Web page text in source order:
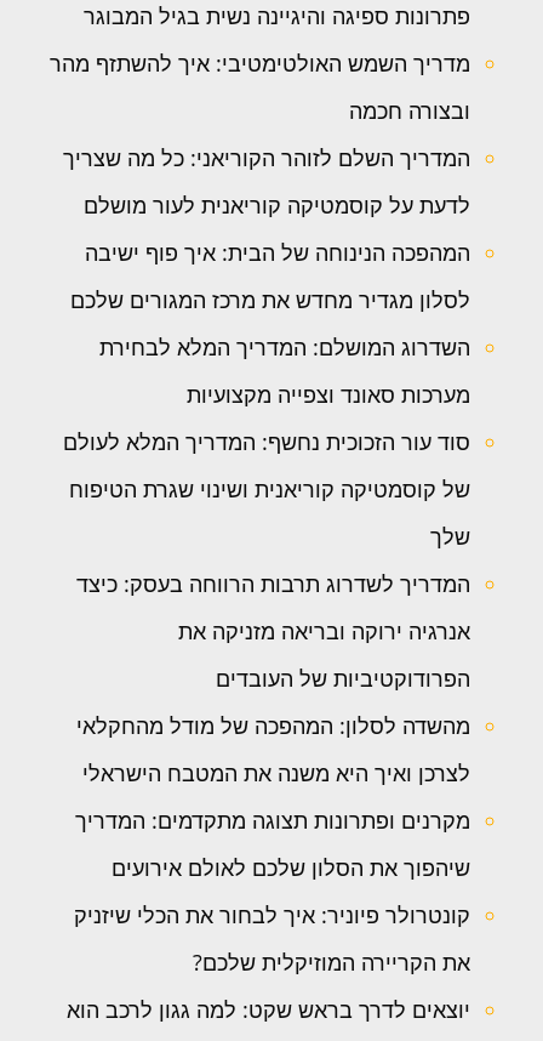
פתרונות ספיגה והיגיינה נשית בגיל המבוגר
מדריך השמש האולטימטיבי: איך להשתזף מהר
ובצורה חכמה
המדריך השלם לזוהר הקוריאני: כל מה שצריך
לדעת על קוסמטיקה קוריאנית לעור מושלם
המהפכה הנינוחה של הבית: איך פוף ישיבה
לסלון מגדיר מחדש את מרכז המגורים שלכם
השדרוג המושלם: המדריך המלא לבחירת
מערכות סאונד וצפייה מקצועיות
סוד עור הזכוכית נחשף: המדריך המלא לעולם
של קוסמטיקה קוריאנית ושינוי שגרת הטיפוח
שלך
המדריך לשדרוג תרבות הרווחה בעסק: כיצד
אנרגיה ירוקה ובריאה מזניקה את
הפרודוקטיביות של העובדים
מהשדה לסלון: המהפכה של מודל מהחקלאי
לצרכן ואיך היא משנה את המטבח הישראלי
מקרנים ופתרונות תצוגה מתקדמים: המדריך
שיהפוך את הסלון שלכם לאולם אירועים
קונטרולר פיוניר: איך לבחור את הכלי שיזניק
את הקריירה המוזיקלית שלכם?
יוצאים לדרך בראש שקט: למה גגון לרכב הוא